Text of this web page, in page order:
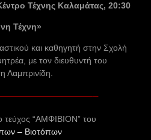
Τέχνης Καλαμάτας, 20:30
Τέχνη»
και καθηγητή στην Σχολή
με τον διευθυντή του
Λαμπρινίδη.
τεύχος “ΑΜΦΙΒΙΟΝ” του
– Βιοτόπων